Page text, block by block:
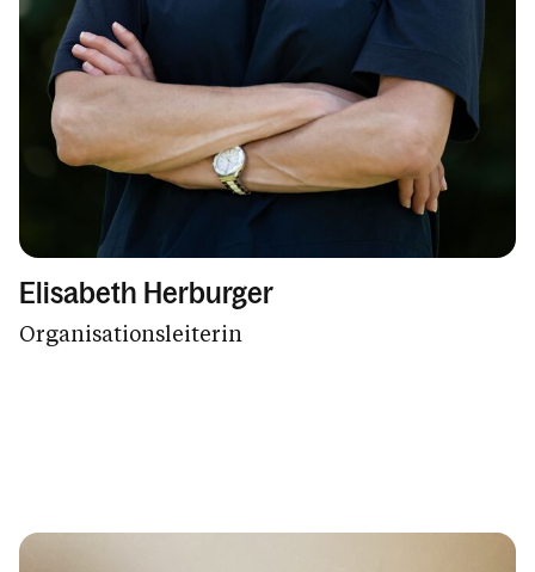
Elisabeth Herburger
Organisationsleiterin